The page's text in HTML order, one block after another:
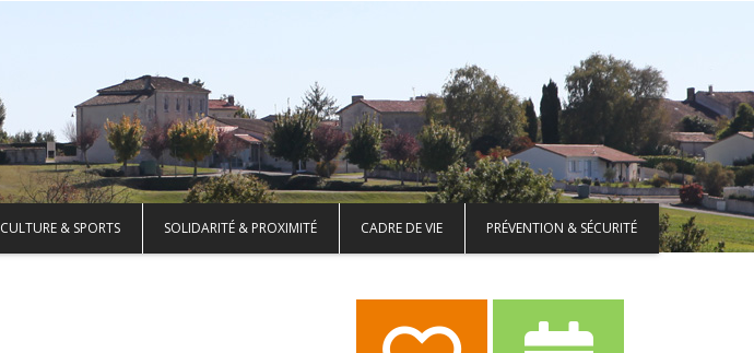
CULTURE & SPORTS SOLIDARITÉ & PROXIMITÉ CADRE DE VIE PRÉVENTION & SÉCURITÉ